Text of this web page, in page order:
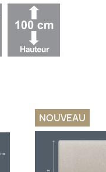
NOUVEAU